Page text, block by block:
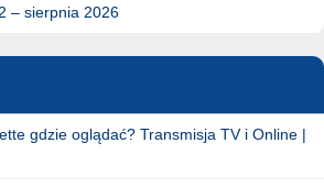
– sierpnia 2026
gdzie oglądać? Transmisja TV i Online |